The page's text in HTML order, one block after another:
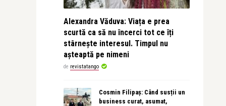
Alexandra Văduva: Viața e prea
scurtă ca să nu încerci tot ce îți
stârnește interesul. Timpul nu
așteaptă pe nimeni
de revistatango
Cosmin Filipaș: Când susții un
business curat, asumat,